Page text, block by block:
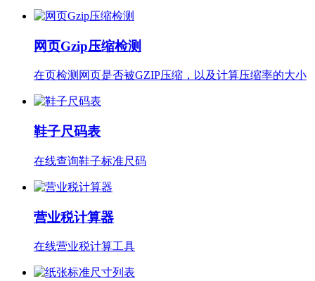
网页Gzip压缩检测
在页检测网页是否被GZIP压缩，以及计算压缩率的大小
鞋子尺码表
在线查询鞋子标准尺码
营业税计算器
在线营业税计算工具